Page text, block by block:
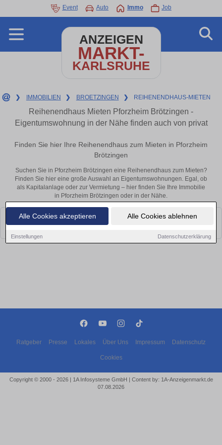
Alle Cookies akzeptieren Alle Cookies ablehnen
Einstellungen Datenschutzerklärung
Event Auto Immo Job
ANZEIGEN
MARKT-
KARLSRUHE
❯ IMMOBILIEN ❯ BROETZINGEN ❯ REIHENENDHAUS-MIETEN
Reihenendhaus Mieten Pforzheim Brötzingen -
Eigentumswohnung in der Nähe finden auch von privat
Finden Sie hier Ihre Reihenendhaus zum Mieten in Pforzheim
Brötzingen
Suchen Sie in Pforzheim Brötzingen eine Reihenendhaus zum Mieten?
Finden Sie hier eine große Auswahl an Eigentumswohnungen. Egal, ob
als Kapitalanlage oder zur Vermietung – hier finden Sie Ihre Immobilie
in Pforzheim Brötzingen oder in der Nähe.
Leider konnten wir derzeit keine passenden Objekte finden. Schauen Sie
bald wieder vorbei!
Ratgeber Presse Lokales Über Uns Impressum Datenschutz
Cookies
Copyright © 2000 - 2026 | 1A Infosysteme GmbH | Content by: 1A-Anzeigenmarkt.de
07.08.2026